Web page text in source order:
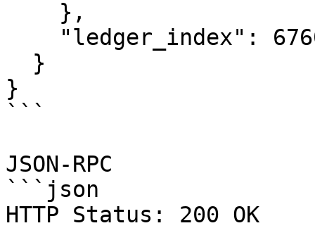
}
```
JSON-RPC
```json
HTTP Status: 200 OK